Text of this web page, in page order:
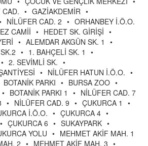
CAD. • GAZİAKDEMİR •
NİLÜFER CAD. 2 • ORHANBEY İ.Ö.O.
CAMİİ • HEDET SK. GİRİŞİ •
• ALEMDAR AKGÜN SK. 1
•
• 1. BAHÇELİ SK. 1
•
• 2. SEVİMLİ SK. •
• NİLÜFER HATUN İ.Ö.O. •
BOTANİK PARKI • BURSA ZOO •
• BOTANİK PARKI 1 • NİLÜFER CAD. 7
• NİLÜFER CAD. 9 • ÇUKURCA 1
•
İ.Ö.O. • ÇUKURCA 4 •
• ÇUKURCA 6 • SUKAYPARK •
YOLU • MEHMET AKİF MAH. 1
2 • MEHMET AKİF MAH. 3 •